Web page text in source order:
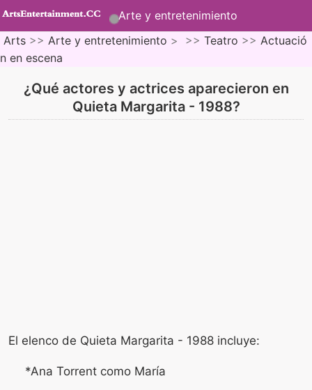
Arte y entretenimiento
Arts >> Arte y entretenimiento > >> Teatro >> Actuació
n en escena
¿Qué actores y actrices aparecieron en
Quieta Margarita - 1988?
El elenco de Quieta Margarita - 1988 incluye:
*Ana Torrent como María